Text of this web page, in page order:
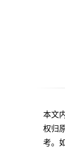
本文
权归
考。